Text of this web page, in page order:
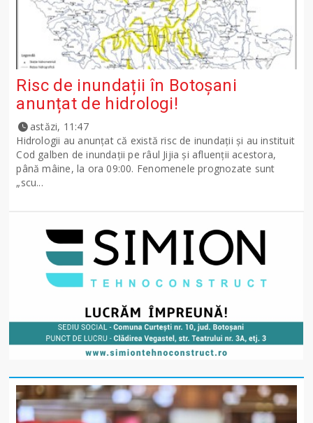
Risc de inundații în Botoșani
anunțat de hidrologi!
astăzi, 11:47
Hidrologii au anunțat că există risc de inundații și au instituit
Cod galben de inundații pe râul Jijia și afluenții acestora,
până mâine, la ora 09:00. Fenomenele prognozate sunt
„scu...